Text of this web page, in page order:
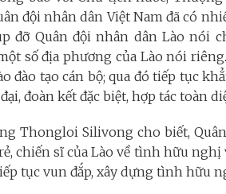
đội nhân dân Việt Nam đã có
đỡ Quân đội nhân dân Lào nói
số địa phương của Lào nói
đào tạo cán bộ; qua đó tiếp tục
đoàn kết đặc biệt, hợp tác toàn
Thongloi Silivong cho biết,
chiến sĩ của Lào về tình hữu nghị
tục vun đắp, xây dựng tình hữu